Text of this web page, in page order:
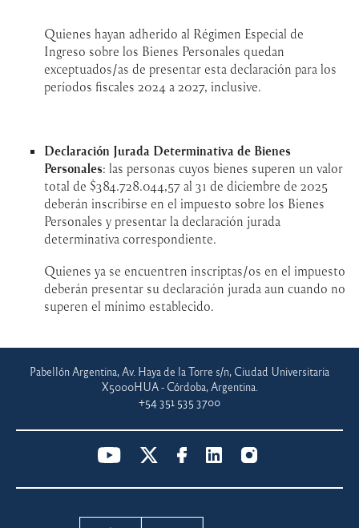
Quienes hayan adherido al Régimen Especial de
Ingreso sobre los Bienes Personales quedan
exceptuados/as de presentar esta declaración para los
períodos fiscales 2024 a 2027, inclusive.
Declaración Jurada Determinativa de Bienes
Personales: las personas cuyos bienes superen un valor
total de $384.728.044,57 al 31 de diciembre de 2025
deberán inscribirse en el impuesto sobre los Bienes
Personales y presentar la declaración jurada
determinativa correspondiente.
Quienes ya se encuentren inscriptas/os en el impuesto
deberán presentar su declaración jurada aun cuando no
superen el mínimo establecido.
Pabellón Argentina, Av. Haya de la Torre s/n, Ciudad Universitaria
X5000HUA - Córdoba, Argentina.
+54 351 535 3700